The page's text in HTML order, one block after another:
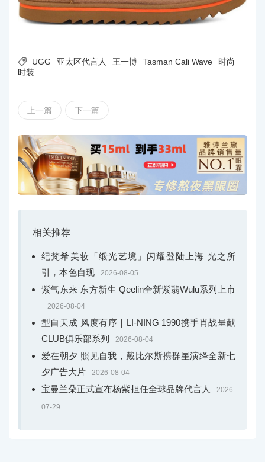
 UGG 亚太区代言人 王一博 Tasman Cali Wave
时尚
时装
上一篇 下一篇
相关推荐
纪梵希美妆「缎光艺境」闪耀登陆上海 光之所
引，本色自现
2026-08-05
紫气东来 东方新生 Qeelin全新紫翡Wulu系列上市
2026-08-04
型自天成 风度有序｜LI-NING 1990携手肖战呈献
CLUB俱乐部系列
2026-08-04
爱在朝夕 照见自我，戴比尔斯携群星演绎全新七
夕广告大片
2026-08-04
宝曼兰朵正式宣布杨紫担任全球品牌代言人 2026-
07-29